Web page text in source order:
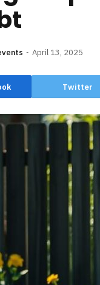
April 13, 2025
Twitter